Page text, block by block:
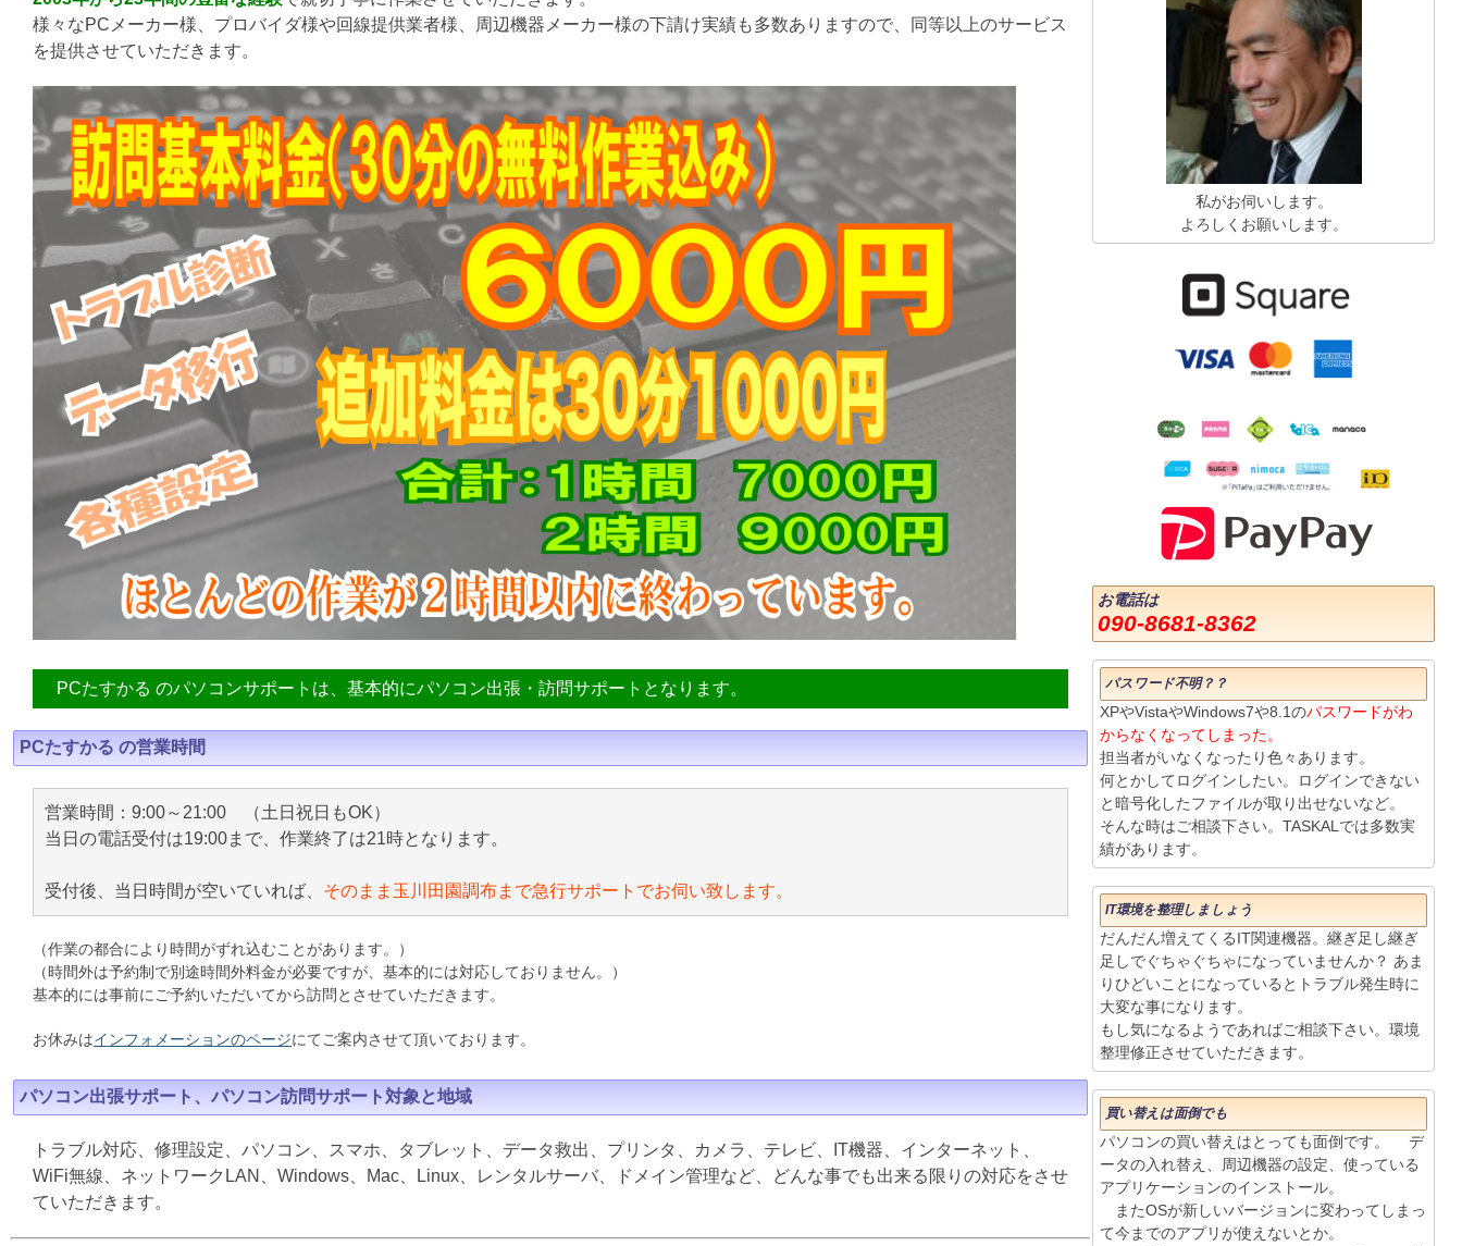
様々なPCメーカー様、プロバイダ様や回線提供業者様、周辺機器メーカー様の下請け実績も多数ありますので、同等以上のサービス
を提供させていただきます。
PCたすかる のパソコンサポートは、基本的にパソコン出張・訪問サポートとなります。
PCたすかる の営業時間
営業時間：9:00～21:00 （土日祝日もOK）
当日の電話受付は19:00まで、作業終了は21時となります。
受付後、当日時間が空いていれば、 そのまま玉川田園調布まで急行サポートでお伺い致します。
（作業の都合により時間がずれ込むことがあります。）
（時間外は予約制で別途時間外料金が必要ですが、基本的には対応しておりません。）
基本的には事前にご予約いただいてから訪問とさせていただきます。
お休みはインフォメーションのページにてご案内させて頂いております。
パソコン出張サポート、パソコン訪問サポート対象と地域
トラブル対応、修理設定、パソコン、スマホ、タブレット、データ救出、プリンタ、カメラ、テレビ、IT機器、インターネット、
WiFi無線、ネットワークLAN、Windows、Mac、Linux、レンタルサーバ、ドメイン管理など、どんな事でも出来る限りの対応をさせ
ていただきます。
私がお伺いします。
よろしくお願いします。
お電話は
090-8681-8362
パスワード不明？？
XPやVistaやWindows7や8.1のパスワードがわ
からなくなってしまった。
担当者がいなくなったり色々あります。
何とかしてログインしたい。ログインできない
と暗号化したファイルが取り出せないなど。
そんな時はご相談下さい。TASKALでは多数実
績があります。
IT環境を整理しましょう
だんだん増えてくるIT関連機器。継ぎ足し継ぎ
足しでぐちゃぐちゃになっていませんか？ あま
りひどいことになっているとトラブル発生時に
大変な事になります。
もし気になるようであればご相談下さい。環境
整理修正させていただきます。
買い替えは面倒でも
パソコンの買い替えはとっても面倒です。 デ
ータの入れ替え、周辺機器の設定、使っている
アプリケーションのインストール。
またOSが新しいバージョンに変わってしまっ
て今までのアプリが使えないとか。